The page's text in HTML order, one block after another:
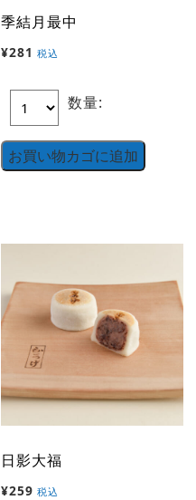
季結月最中
¥281 税込
数量:
お買い物カゴに追加
日影大福
¥259 税込